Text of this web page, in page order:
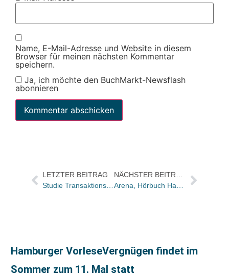
Name, E-Mail-Adresse und Website in diesem
Browser für meinen nächsten Kommentar
speichern.
Ja, ich möchte den BuchMarkt-Newsflash
abonnieren
LETZTER BEITRAG
Studie Transaktionsmonitor Verlagswesen 2008 neu
Hamburger VorleseVergnügen findet im
Sommer zum 11. Mal statt